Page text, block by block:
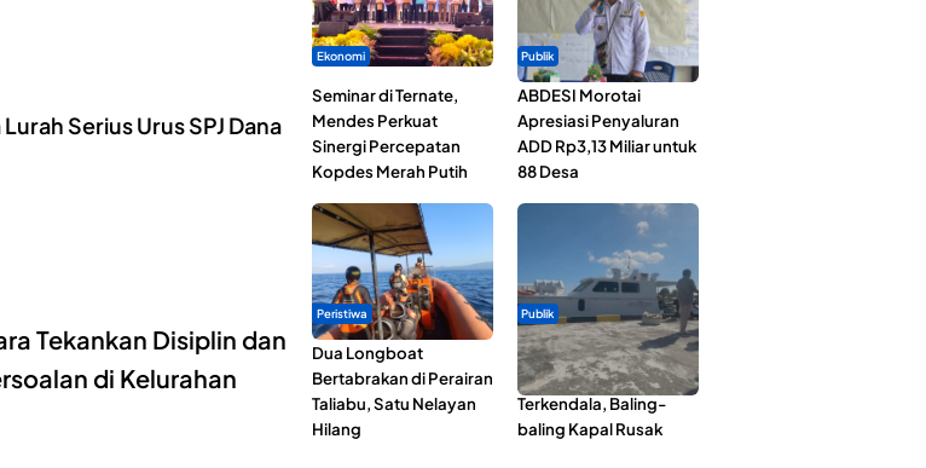
Serius Urus SPJ Dana
Tekankan Disiplin dan
di Kelurahan
Ekonomi
Seminar di Ternate,
Mendes Perkuat
Sinergi Percepatan
Kopdes Merah Putih
Publik
ABDESI Morotai
Apresiasi Penyaluran
ADD Rp3,13 Miliar untuk
88 Desa
Peristiwa
Dua Longboat
Bertabrakan di Perairan
Taliabu, Satu Nelayan
Hilang
Publik
Pelayaran Perdana KM
Dodola Express
Terkendala, Baling-
baling Kapal Rusak